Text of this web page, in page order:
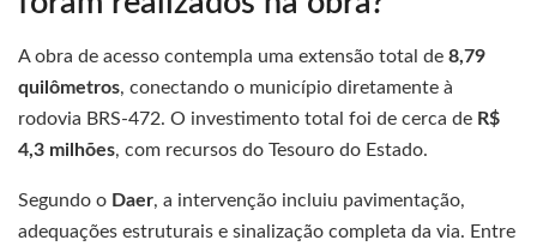
A obra de acesso contempla uma extensão total de 8,79
quilômetros, conectando o município diretamente à
rodovia BRS-472. O investimento total foi de cerca de R$
4,3 milhões, com recursos do Tesouro do Estado.
Segundo o Daer, a intervenção incluiu pavimentação,
adequações estruturais e sinalização completa da via. Entre